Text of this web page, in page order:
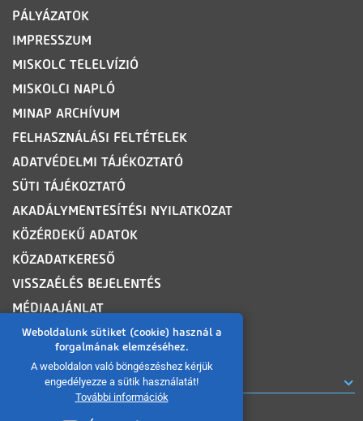
Weboldalunk sütiket (cookie) használ a
forgalmának elemzéséhez.
A weboldalon való böngészéshez kérjük
engedélyezze a sütik használatát!
További információk
PÁLYÁZATOK
IMPRESSZUM
MISKOLC TELELVÍZIÓ
MISKOLCI NAPLÓ
MINAP ARCHÍVUM
FELHASZNÁLÁSI FELTÉTELEK
ADATVÉDELMI TÁJÉKOZTATÓ
SÜTI TÁJÉKOZTATÓ
AKADÁLYMENTESÍTÉSI NYILATKOZAT
KÖZÉRDEKŰ ADATOK
KÖZADATKERESŐ
VISSZAÉLÉS BEJELENTÉS
MÉDIAAJÁNLAT
OLDALTÉRKÉP
ROVATOK